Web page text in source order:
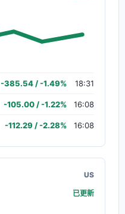
-385.54 / -1.49% 18:31
-105.00 / -1.22% 16:08
-112.29 / -2.28% 16:08
US
已更新